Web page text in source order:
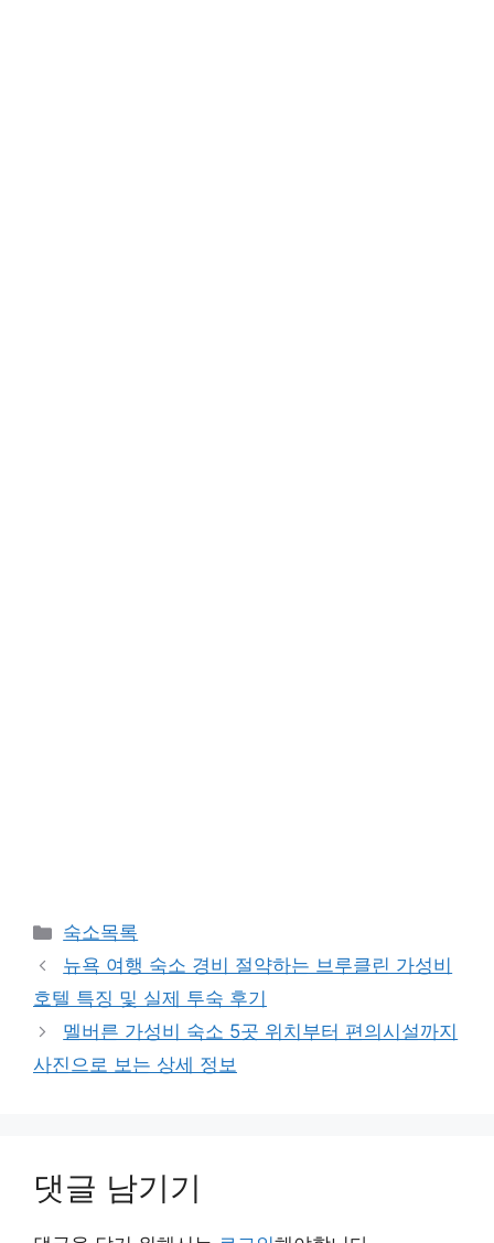
카
테
리
숙소목록
뉴욕 여행 숙소 경비 절약하는 브루클린 가성비
호텔 특징 및 실제 투숙 후기
멜버른 가성비 숙소 5곳 위치부터 편의시설까지
사진으로 보는 상세 정보
댓글 남기기